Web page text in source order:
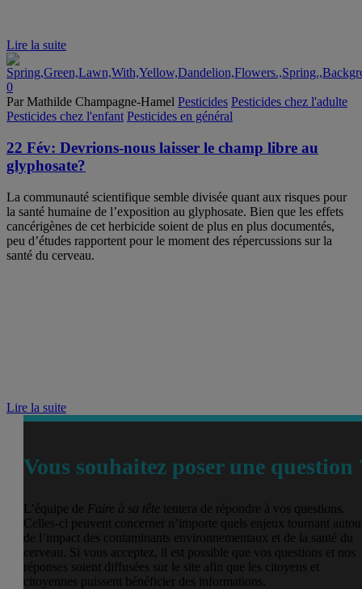
Lire la suite
0
Par Mathilde Champagne-Hamel Pesticides Pesticides chez l'adulte
Pesticides chez l'enfant Pesticides en général
22 Fév: Devrions-nous laisser le champ libre au
glyphosate?
La communauté scientifique semble divisée quant aux risques pour
la santé humaine de l’exposition au glyphosate. Bien que les effets
cancérigènes de cet herbicide soient de plus en plus documentés,
peu d’études rapportent pour le moment des répercussions sur la
santé du cerveau.
Lire la suite
Vous souhaitez poser une question
L’équipe de Faire à sa tête tentera de répondre à vos questions.
Celles-ci peuvent concerner n’importe quels enjeux tournant
de l’impact des contaminants environnementaux et de la santé du
cerveau. Si vous acceptez, il est possible que vos questions et nos
réponses soient diffusées sur le site afin que les citoyens et
citoyennes puissent bénéficier des informations.